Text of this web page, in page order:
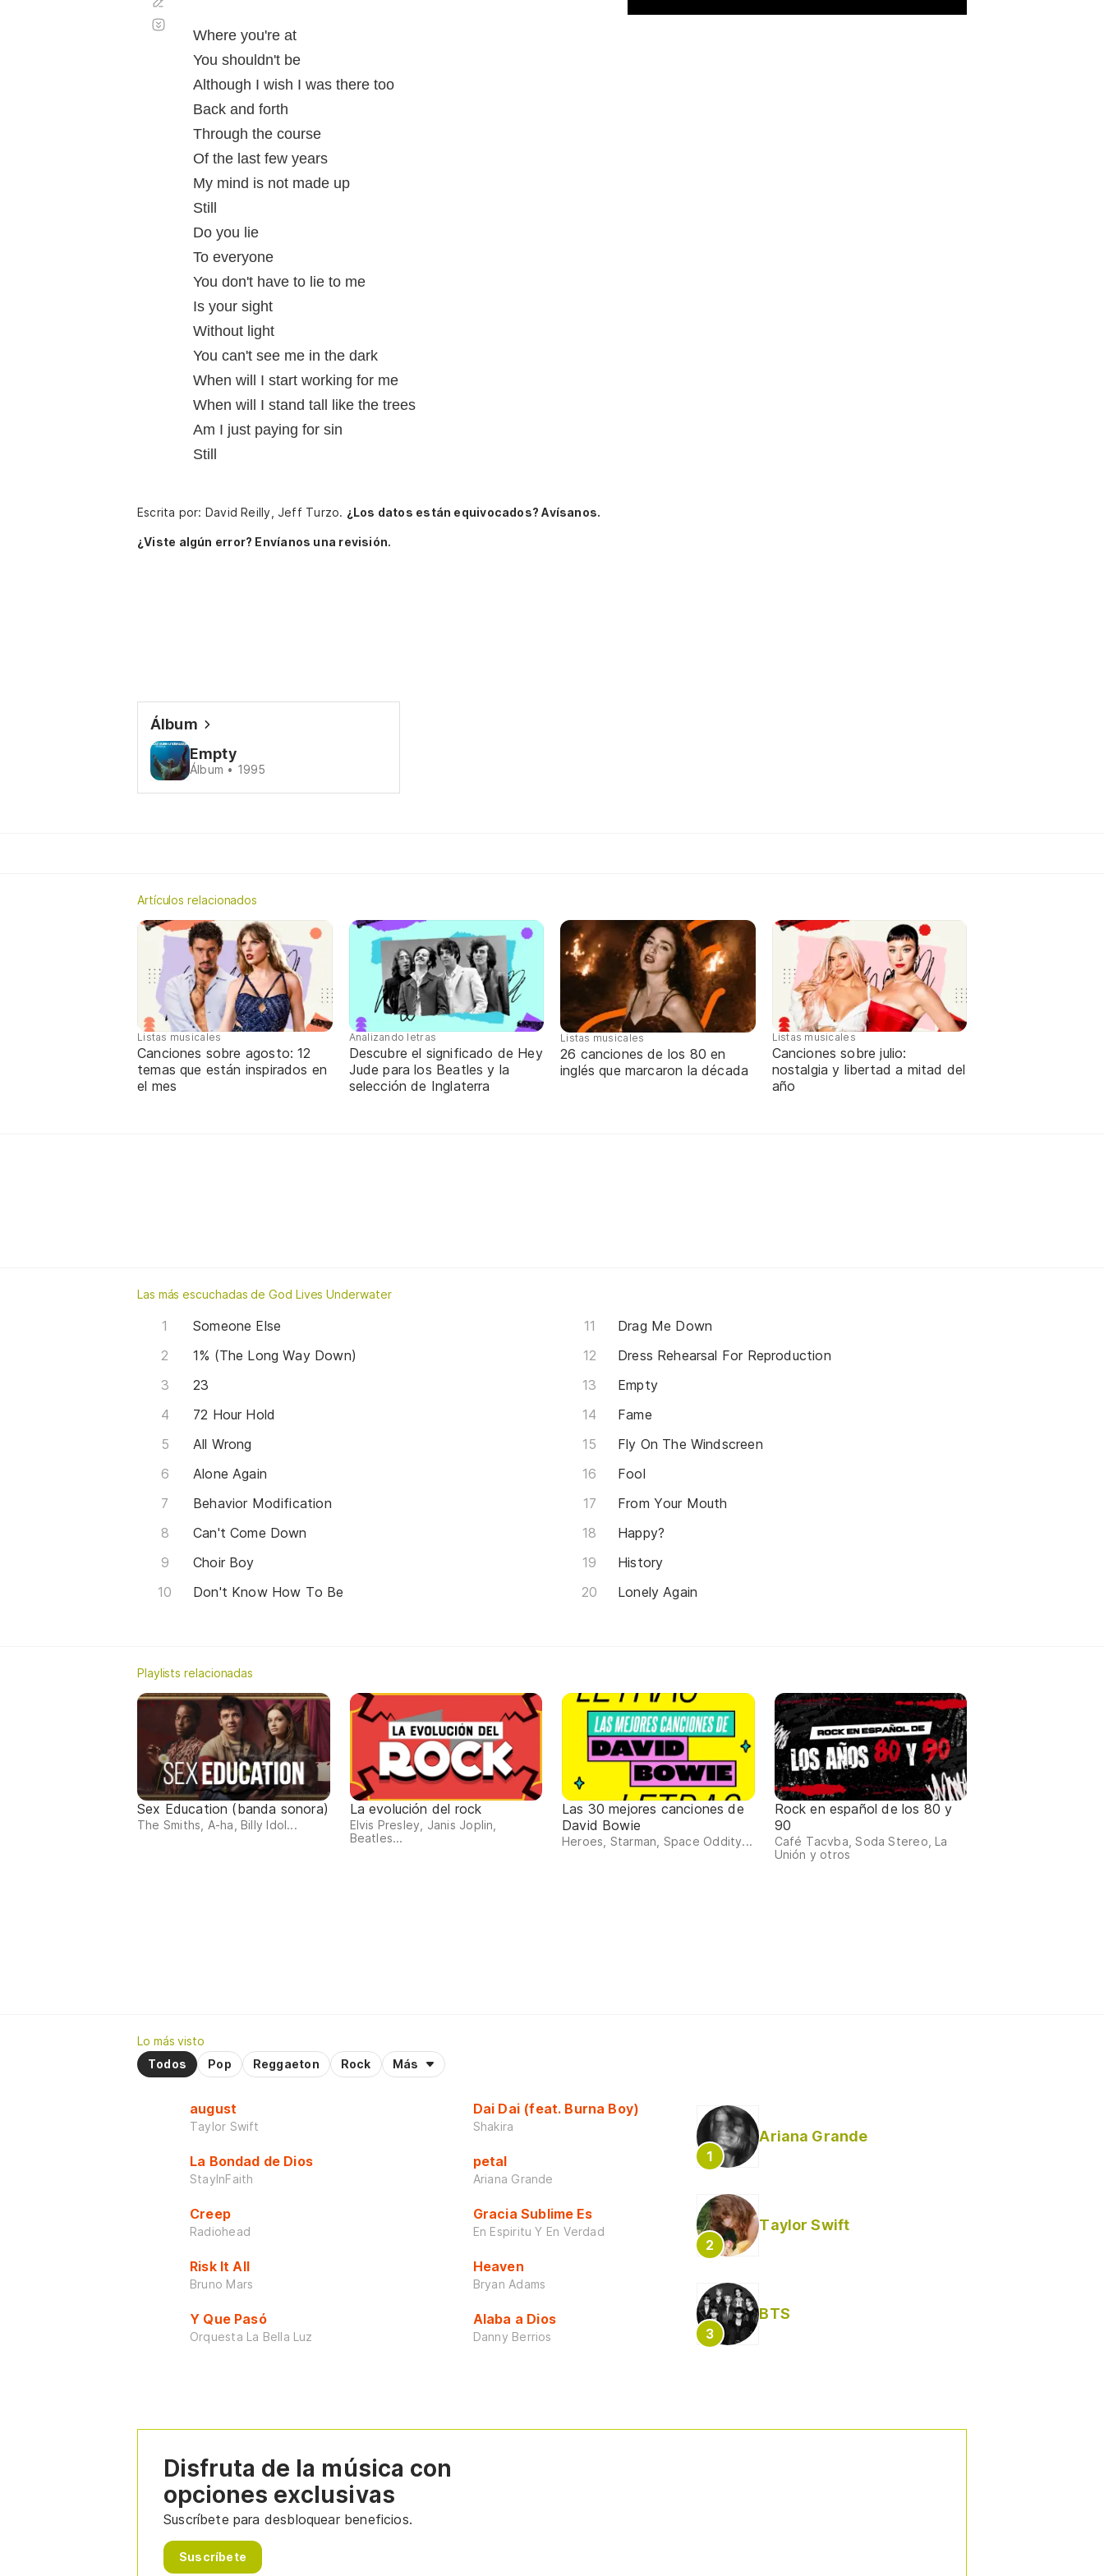
Where you're at
You shouldn't be
Although I wish I was there too
Back and forth
Through the course
Of the last few years
My mind is not made up
Still
Do you lie
To everyone
You don't have to lie to me
Is your sight
Without light
You can't see me in the dark
When will I start working for me
When will I stand tall like the trees
Am I just paying for sin
Still
automático
Escrita por: David Reilly, Jeff Turzo. ¿Los datos están equivocados? Avísanos.
¿Viste algún error? Envíanos una revisión.
Álbum
Empty
Álbum • 1995
Artículos relacionados
Listas musicales
Canciones sobre agosto: 12
temas que están inspirados en
el mes
Analizando letras
Descubre el significado de Hey
Jude para los Beatles y la
selección de Inglaterra
Listas musicales
26 canciones de los 80 en
inglés que marcaron la década
Listas musicales
Canciones sobre julio:
nostalgia y libertad a mitad del
año
Las más escuchadas de God Lives Underwater
Someone Else
1% (The Long Way Down)
23
72 Hour Hold
All Wrong
Alone Again
Behavior Modification
Can't Come Down
Choir Boy
Don't Know How To Be
Drag Me Down
Dress Rehearsal For Reproduction
Empty
Fame
Fly On The Windscreen
Fool
From Your Mouth
Happy?
History
Lonely Again
Playlists relacionadas
Sex Education (banda sonora)
The Smiths, A-ha, Billy Idol...
La evolución del rock
Elvis Presley, Janis Joplin,
Beatles...
Las 30 mejores canciones de
David Bowie
Heroes, Starman, Space Oddity...
Rock en español de los 80 y
90
Café Tacvba, Soda Stereo, La
Unión y otros
Lo más visto
Todos
Pop Reggaeton Rock Más
august
Taylor Swift
La Bondad de Dios
StayInFaith
Creep
Radiohead
Risk It All
Bruno Mars
Y Que Pasó
Orquesta La Bella Luz
Dai Dai (feat. Burna Boy)
Shakira
petal
Ariana Grande
Gracia Sublime Es
En Espiritu Y En Verdad
Heaven
Bryan Adams
Alaba a Dios
Danny Berrios
Ariana Grande
Taylor Swift
BTS
Disfruta de la música con
opciones exclusivas
Suscríbete para desbloquear beneficios.
Suscríbete